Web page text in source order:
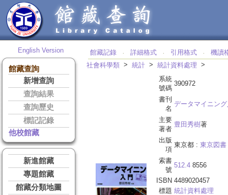
English Version
館藏查詢
新增查詢
查詢結果
查詢歷史
標記記錄
他校館藏
新進館藏
專題館藏
館藏分類地圖
館藏記錄 ‧ 詳細格式 ‧ 引用格式 ‧
機讀
社會科學類 > 統計 > 統計資料處理 >
系統
號碼
390972
書刊
名
データマイニン
主要
著者
豊田秀樹著
出版
項
東京都 : 東京図書
索書
號
512.4 8556
ISBN 4489020457
標題 統計資料處理